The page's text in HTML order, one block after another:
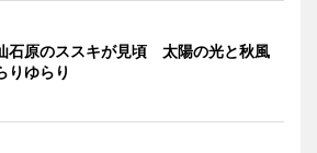
石原のススキが見頃 太陽の光と秋風
りゆらり